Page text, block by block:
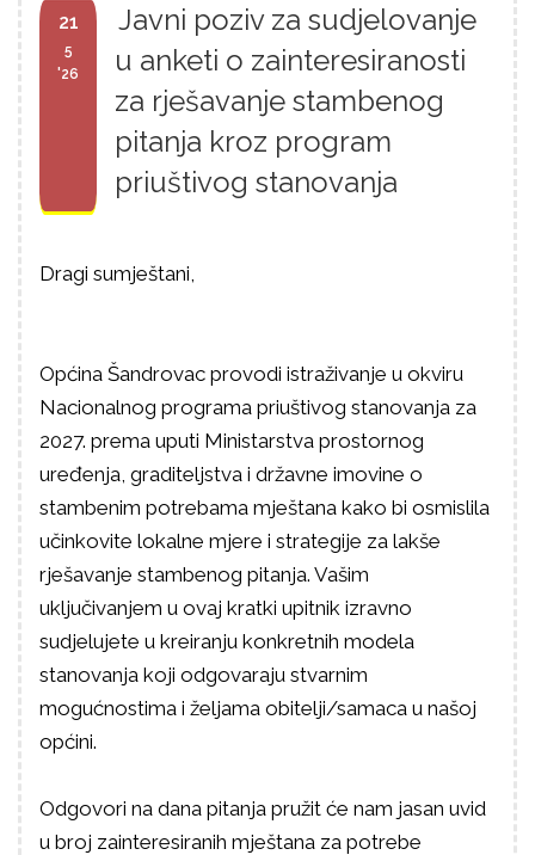
21
5
'26
Javni poziv za sudjelovanje
u anketi o zainteresiranosti
za rješavanje stambenog
pitanja kroz program
priuštivog stanovanja
Dragi sumještani,
Općina Šandrovac provodi istraživanje u okviru
Nacionalnog programa priuštivog stanovanja za
2027. prema uputi Ministarstva prostornog
uređenja, graditeljstva i državne imovine o
stambenim potrebama mještana kako bi osmislila
učinkovite lokalne mjere i strategije za lakše
rješavanje stambenog pitanja. Vašim
uključivanjem u ovaj kratki upitnik izravno
sudjelujete u kreiranju konkretnih modela
stanovanja koji odgovaraju stvarnim
mogućnostima i željama obitelji/samaca u našoj
općini.
Odgovori na dana pitanja pružit će nam jasan uvid
u broj zainteresiranih mještana za potrebe